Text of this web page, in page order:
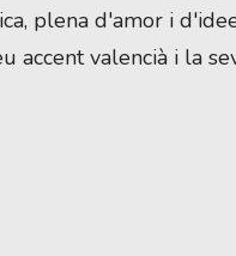
plena d'amor i
accent valencià i la